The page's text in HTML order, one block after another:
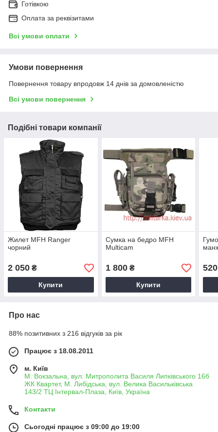
Готівкою
Оплата за реквізитами
Всі умови оплати
Умови повернення
Повернення товару впродовж 14 днів за домовленістю
Всі умови повернення
Подібні товари компанії
Жилет MFH Ranger
чорний
2 050 ₴
Купити
Сумка на бедро MFH
Multicam
1 800₴
Купити
520
Про нас
88% позитивних з 216 відгуків за рік
Працює з 18.08.2011
м. Київ
М. Вокзальна, вул. Митрополита Василя Липківського 16б
ЖК Квартет, М. Либідська, вул. Велика Васильківська
143/2 ТЦ Інтервал-Плаза, Київ, Україна
Контакти
Сьогодні працює з 09:00 до 19:00